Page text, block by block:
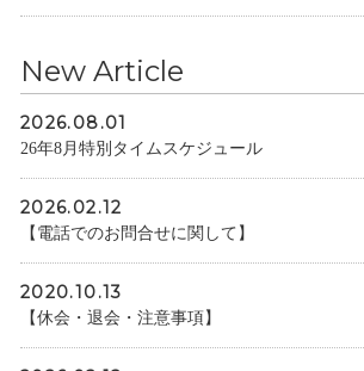
New Article
2026.08.01
26年8月特別タイムスケジュール
2026.02.12
【電話でのお問合せに関して】
2020.10.13
【休会・退会・注意事項】